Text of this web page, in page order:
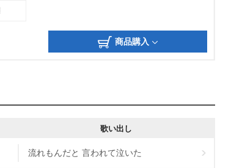
商品購入
歌い出し
流れもんだと 言われて泣いた